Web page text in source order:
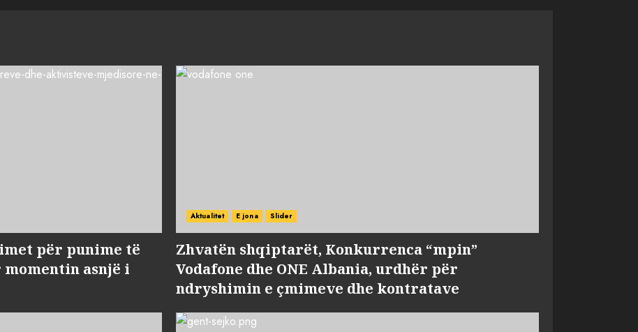
për punime të
asnjë i
Aktualitet E jona Slider
Zhvatën shqiptarët, Konkurrenca “mpin”
Vodafone dhe ONE Albania, urdhër për
ndryshimin e çmimeve dhe kontratave